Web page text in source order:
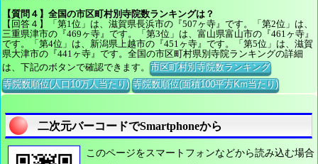
【質問４】全国の市区町村別寺院数ランキングは？
【回答４】「第1位」は、滋賀県長浜市の『507ヶ寺』です。「第2位」は、
三重県津市の『469ヶ寺』です。「第3位」は、富山県富山市の『461ヶ寺』
です。「第4位」は、新潟県上越市の『451ヶ寺』です。「第5位」は、滋賀
県大津市の『441ヶ寺』です。全国の市区町村県別寺院ランキングの詳細
は、下記のボタンで確認できます。市区町村別寺院数ランキング
寺院数順位(人口10万人当たり) 寺院数順位(面積100平方Km当たり)
二次元バーコードでSmartphoneから
このページをスマートフォンなどから読み込む場合